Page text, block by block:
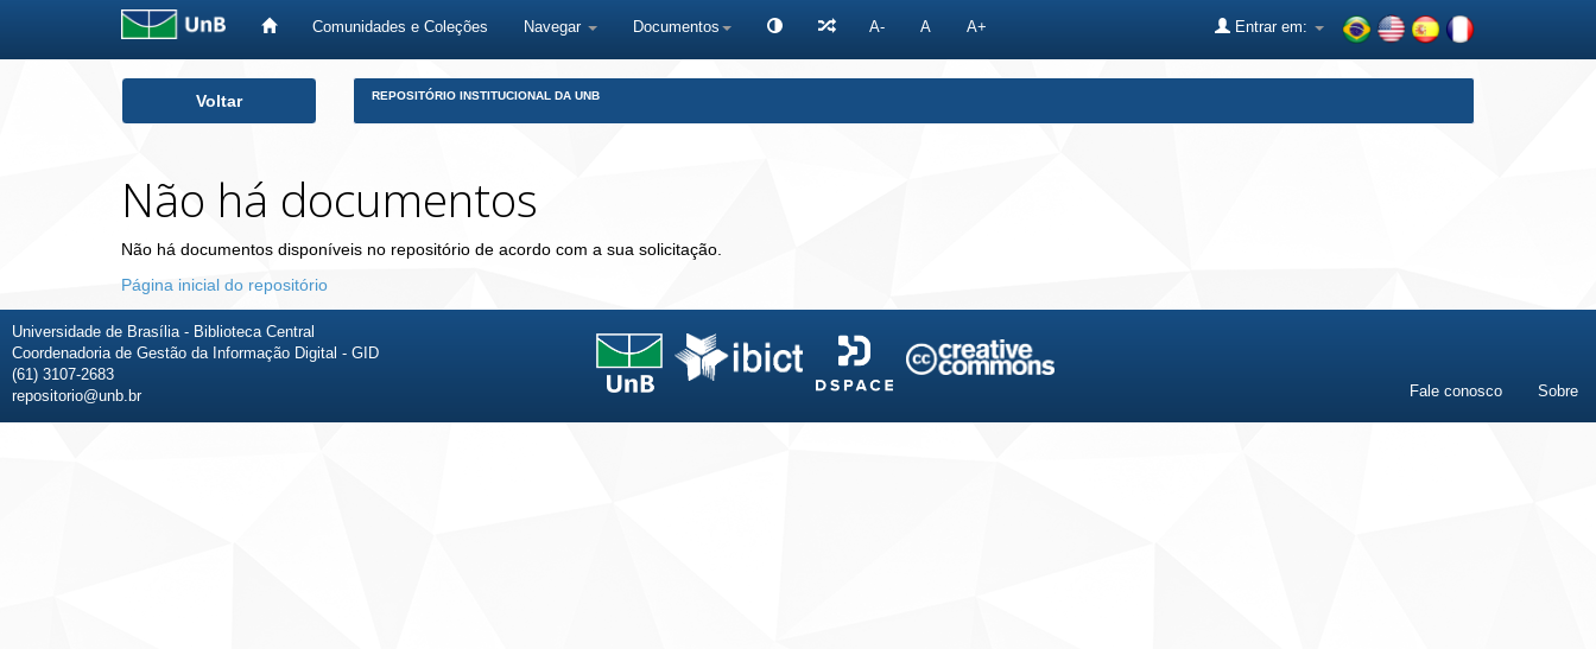
Comunidades e Coleções Navegar Documentos A- A A+ Entrar em:
Voltar REPOSITÓRIO INSTITUCIONAL DA UNB
Não há documentos
Não há documentos disponíveis no repositório de acordo com a sua solicitação.
Página inicial do repositório
Universidade de Brasília - Biblioteca Central
Coordenadoria de Gestão da Informação Digital - GID
(61) 3107-2683
repositorio@unb.br
Fale conosco Sobre